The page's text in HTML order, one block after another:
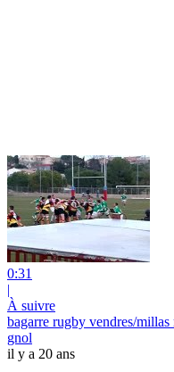
0:31
|
À suivre
bagarre rugby vendres/millas
gnol
il y a 20 ans